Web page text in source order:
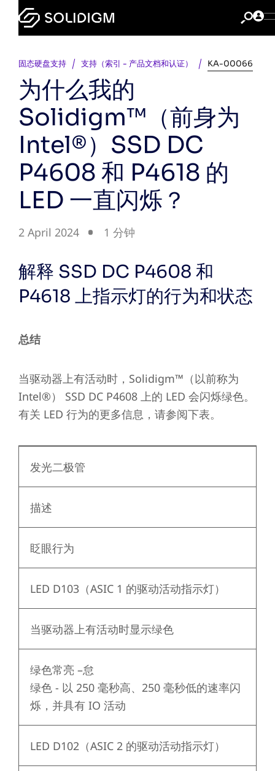
固态硬盘支持 支持（索引 - 产品文档和认证） KA-00066
为什么我的
Solidigm™（前身为
Intel®）SSD DC
P4608 和 P4618 的
LED 一直闪烁？
2 April 2024 1 分钟
解释 SSD DC P4608 和
P4618 上指示灯的行为和状态
总结
当驱动器上有活动时，Solidigm™（以前称为
Intel®） SSD DC P4608 上的 LED 会闪烁绿色。
有关 LED 行为的更多信息，请参阅下表。
发光二极管
描述
眨眼行为
LED D103（ASIC 1 的驱动活动指示灯）
当驱动器上有活动时显示绿色
绿色常亮 –怠
绿色 - 以 250 毫秒高、250 毫秒低的速率闪
烁，并具有 IO 活动
LED D102（ASIC 2 的驱动活动指示灯）